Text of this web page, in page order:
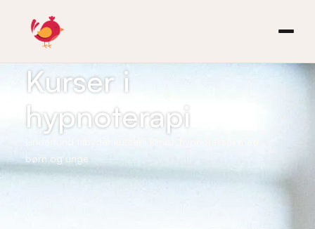
Kurser i
hypnoterapi
børn og unge